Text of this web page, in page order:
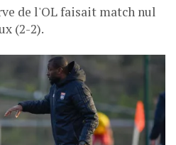
de l'OL faisait match nul
(2-2).